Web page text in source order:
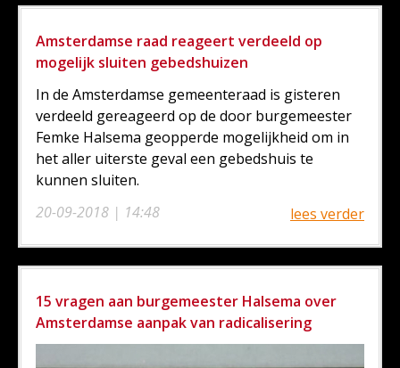
Amsterdamse raad reageert verdeeld op
mogelijk sluiten gebedshuizen
20-09-2018 | 14:48
In de Amsterdamse gemeenteraad is gisteren
verdeeld gereageerd op de door burgemeester
Femke Halsema geopperde mogelijkheid om in
het aller uiterste geval een gebedshuis te
kunnen sluiten.
lees verder
15 vragen aan burgemeester Halsema over
Amsterdamse aanpak van radicalisering